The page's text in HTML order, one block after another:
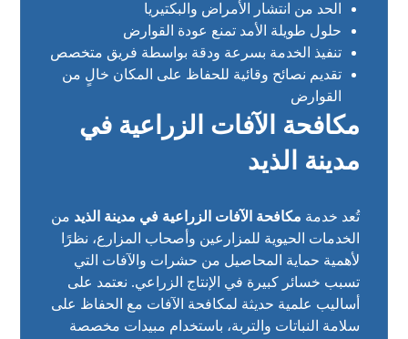
الحد من انتشار الأمراض والبكتيريا
حلول طويلة الأمد تمنع عودة القوارض
تنفيذ الخدمة بسرعة ودقة بواسطة فريق متخصص
تقديم نصائح وقائية للحفاظ على المكان خالٍ من
القوارض
مكافحة الآفات الزراعية في
مدينة الذيد
تُعد خدمة مكافحة الآفات الزراعية في مدينة الذيد من
الخدمات الحيوية للمزارعين وأصحاب المزارع، نظرًا
لأهمية حماية المحاصيل من حشرات والآفات التي
تسبب خسائر كبيرة في الإنتاج الزراعي. نعتمد على
أساليب علمية حديثة لمكافحة الآفات مع الحفاظ على
سلامة النباتات والتربة، باستخدام مبيدات مخصصة